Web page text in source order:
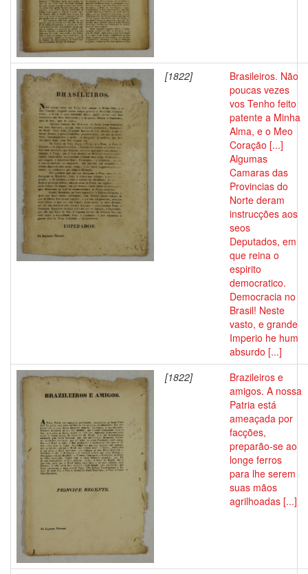
[1822]
Brasileiros. Não
poucas vezes
vos Tenho feito
patente a Minha
Alma, e o Meo
Coração [...]
Algumas
Camaras das
Provincias do
Norte deram
instrucções aos
seos
Deputados, em
que reina o
espirito
democratico.
Democracia no
Brasil! Neste
vasto, e grande
Imperio he hum
absurdo [...]
[1822]
Brazileiros e
amigos. A nossa
Patria está
ameaçada por
facções,
preparão-se ao
longe ferros
para lhe serem
suas mãos
agrilhoadas [...]